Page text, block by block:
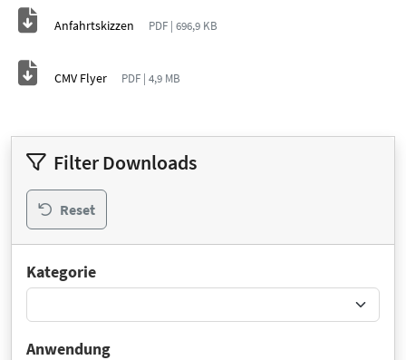
Anfahrtskizzen PDF | 696,9 KB
CMV Flyer PDF | 4,9 MB
Filter Downloads
Reset
Kategorie
Anwendung